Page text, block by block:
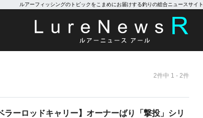
ルアーフィッシングのトピックをこまめにお届けする釣りの総合ニュースサイト
2件中 1 - 2件
ラーロッドキャリー】オーナーばり「撃投」シリ